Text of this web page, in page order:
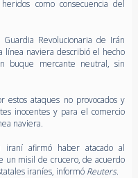
como consecuencia del
Revolucionaria de Irán
línea naviera describió el hecho
buque mercante neutral, sin
estos ataques no provocados y
inocentes y para el comercio
naviera.
iraní afirmó haber atacado al
un misil de crucero, de acuerdo
iraníes, informó Reuters.